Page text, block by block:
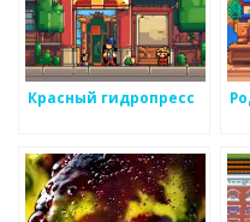
Красный гидропресс